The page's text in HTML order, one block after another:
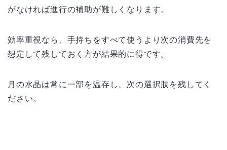
がなければ進行の補助が難しくなります。
効率重視なら、手持ちをすべて使うより次の消費先を
想定して残しておく方が結果的に得です。
月の水晶は常に一部を温存し、次の選択肢を残してく
ださい。